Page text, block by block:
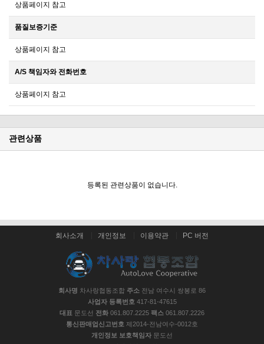
상품페이지 참고
품질보증기준
상품페이지 참고
A/S 책임자와 전화번호
상품페이지 참고
관련상품
등록된 관련상품이 없습니다.
회사소개 개인정보 이용약관 PC 버전
회사명 차사랑협동조합 주소 전남 여수시 쌍봉로 86
사업자 등록번호 417-81-47615
대표 문도선 전화 061.807.2225 팩스 061.807.2226
통신판매업신고번호 제2014-전남여수-0012호
개인정보 보호책임자 문도선